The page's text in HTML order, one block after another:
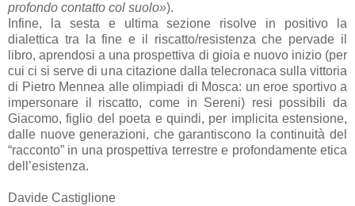
profondo contatto col suolo»).
Infine, la sesta e ultima sezione risolve in positivo la
dialettica tra la fine e il riscatto/resistenza che pervade il
libro, aprendosi a una prospettiva di gioia e nuovo inizio (per
cui ci si serve di una citazione dalla telecronaca sulla vittoria
di Pietro Mennea alle olimpiadi di Mosca: un eroe sportivo a
impersonare il riscatto, come in Sereni) resi possibili da
Giacomo, figlio del poeta e quindi, per implicita estensione,
dalle nuove generazioni, che garantiscono la continuità del
“racconto” in una prospettiva terrestre e profondamente etica
dell’esistenza.
Davide Castiglione